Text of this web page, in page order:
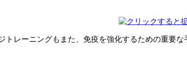
トレーニングもまた、免疫を強化するための重要な